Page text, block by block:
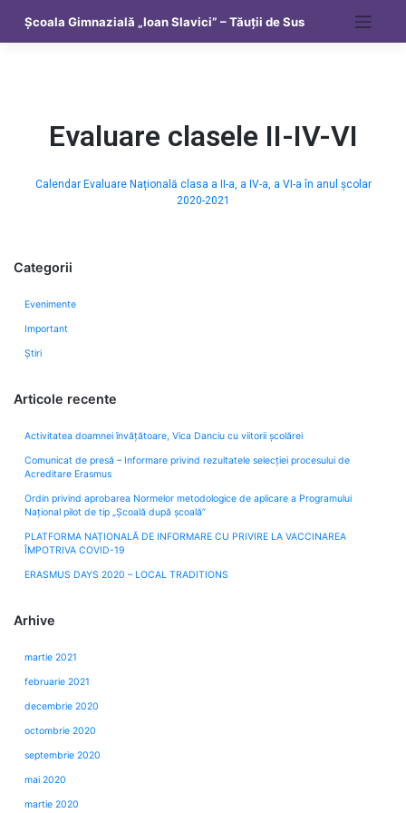
Școala Gimnazială „Ioan Slavici” – Tăuții de Sus
Evaluare clasele II-IV-VI
Calendar Evaluare Națională clasa a II-a, a IV-a, a VI-a în anul școlar
2020-2021
Categorii
Evenimente
Important
Știri
Articole recente
Activitatea doamnei învățătoare, Vica Danciu cu viitorii școlărei
Comunicat de presă – Informare privind rezultatele selecției procesului de
Acreditare Erasmus
Ordin privind aprobarea Normelor metodologice de aplicare a Programului
Naţional pilot de tip „Şcoală după şcoală”
PLATFORMA NAȚIONALĂ DE INFORMARE CU PRIVIRE LA VACCINAREA
ÎMPOTRIVA COVID-19
ERASMUS DAYS 2020 – LOCAL TRADITIONS
Arhive
martie 2021
februarie 2021
decembrie 2020
octombrie 2020
septembrie 2020
mai 2020
martie 2020